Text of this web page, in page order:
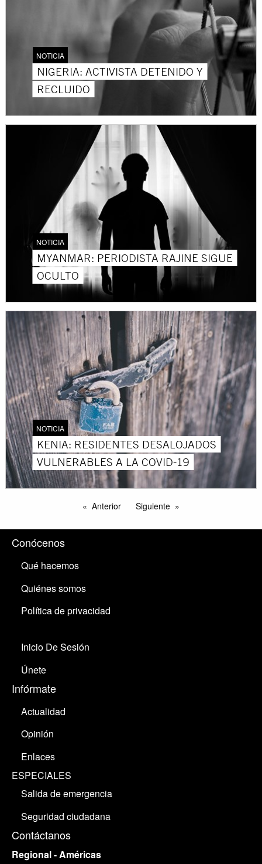
NOTICIA
NIGERIA: ACTIVISTA DETENIDO Y
RECLUIDO
NOTICIA
MYANMAR: PERIODISTA RAJINE SIGUE
OCULTO
NOTICIA
KENIA: RESIDENTES DESALOJADOS
VULNERABLES A LA COVID-19
Anterior Siguiente
Conócenos
Qué hacemos
Quiénes somos
Política de privacidad
Inicio De Sesión
Únete
Infórmate
Actualidad
Opinión
Enlaces
ESPECIALES
Salida de emergencia
Seguridad ciudadana
Contáctanos
Regional - Américas